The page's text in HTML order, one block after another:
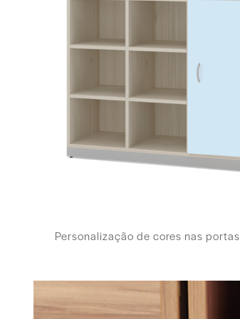
Personalização de cores nas portas